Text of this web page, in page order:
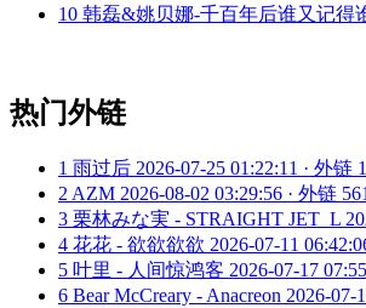
10 韩磊&姚贝娜-千百年后谁又记得
热门外链
1 雨过后 2026-07-25 01:22:11 · 外链
2 AZM 2026-08-02 03:29:56 · 外链
3 栗林みな実 - STRAIGHT JET_L
4 花花 - 欲欲欲欲 2026-07-11
5 叶里 - 人间惊鸿客 2026-07-17
6 Bear McCreary - Anacreon 2026-07-